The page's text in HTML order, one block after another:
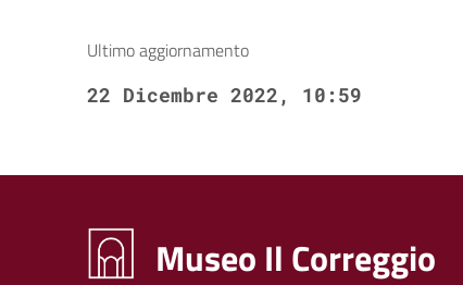
Ultimo aggiornamento
22 Dicembre 2022, 10:59
Museo Il Correggio